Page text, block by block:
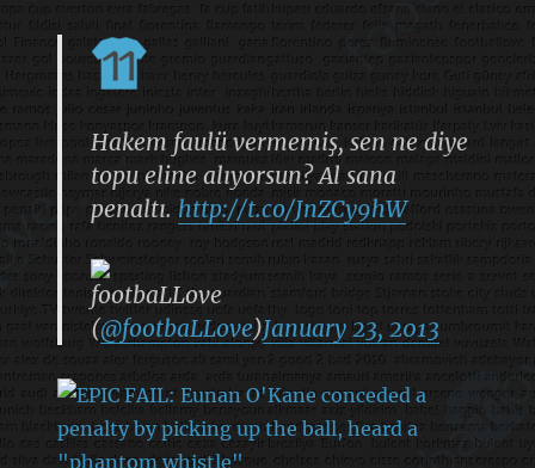
Hakem faulü vermemiş, sen ne diye
topu eline alıyorsun? Al sana
penaltı. http://t.co/JnZCy9hW
footbaLLove
(@footbaLLove)January 23, 2013